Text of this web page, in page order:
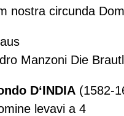
nostra circunda
Manzoni Die
D‘INDIA (1582-
levavi a 4